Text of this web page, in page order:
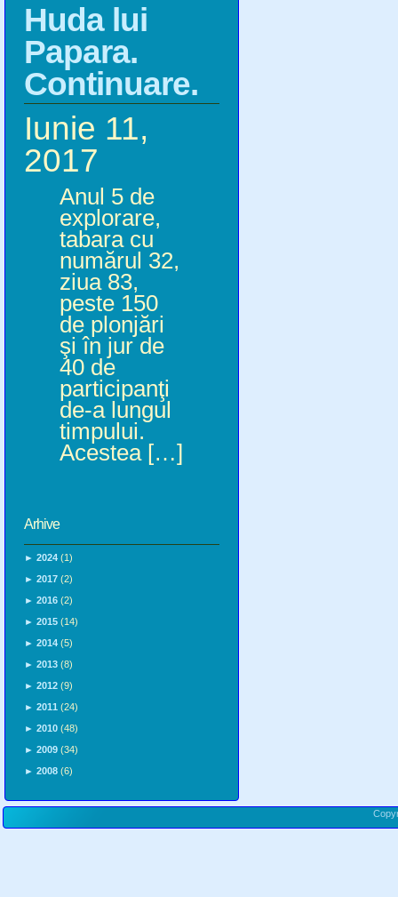
Huda lui
Papara.
Continuare.
Iunie 11,
2017
Anul 5 de
explorare,
tabara cu
numărul 32,
ziua 83,
peste 150
de plonjări
şi în jur de
40 de
participanţi
de-a lungul
timpului.
Acestea […]
Arhive
► 2024 (1)
► 2017 (2)
► 2016 (2)
► 2015 (14)
► 2014 (5)
► 2013 (8)
► 2012 (9)
► 2011 (24)
► 2010 (48)
► 2009 (34)
► 2008 (6)